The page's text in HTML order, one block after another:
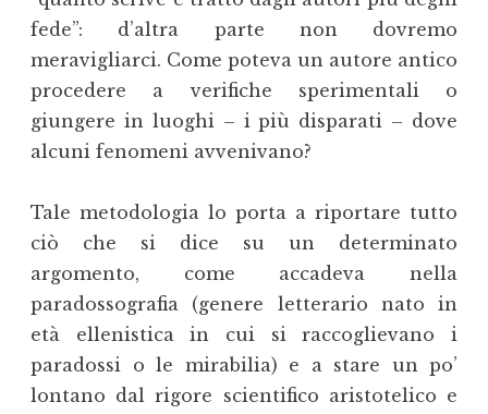
fede”: d’altra parte non dovremo
meravigliarci. Come poteva un autore antico
procedere a verifiche sperimentali o
giungere in luoghi – i più disparati – dove
alcuni fenomeni avvenivano?
Tale metodologia lo porta a riportare tutto
ciò che si dice su un determinato
argomento, come accadeva nella
paradossografia (genere letterario nato in
età ellenistica in cui si raccoglievano i
paradossi o le mirabilia) e a stare un po’
lontano dal rigore scientifico aristotelico e